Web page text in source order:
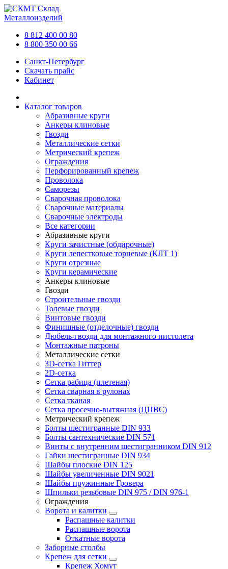
Склад
Металлоизделий
8 812 400 00 80
8 800 350 00 66
Санкт-Петербург
Скачать прайс
Кабинет
Каталог товаров
Абразивные круги
Анкеры клиновые
Гвозди
Металлические сетки
Метрический крепеж
Ограждения
Перфорированный крепеж
Проволока
Саморезы
Сварочная проволока
Сварочные материалы
Сварочные электроды
Все категории
Абразивные круги
Круги зачистные (обдирочные)
Круги лепестковые торцевые (КЛТ 1)
Круги отрезные
Круги керамические
Анкеры клиновые
Гвозди
Строительные гвозди
Толевые гвозди
Винтовые гвозди
Финишные (отделочные) гвозди
Дюбель-гвозди для монтажного пистолета
Монтажные патроны
Металлические сетки
3D-сетка Гиттер
2D-сетка
Сетка рабица (плетеная)
Сетка сварная в рулонах
Сетка тканая
Сетка просечно-вытяжная (ЦПВС)
Метрический крепеж
Болты шестигранные DIN 933
Болты сантехнические DIN 571
Винты с внутренним шестигранником DIN 912
Гайки шестигранные DIN 934
Шайбы плоские DIN 125
Шайбы увеличенные DIN 9021
Шайбы пружинные Гровера
Шпильки резьбовые DIN 975 / DIN 976-1
Ограждения
Ворота и калитки
Распашные калитки
Распашные ворота
Откатные ворота
Заборные столбы
Крепеж для сетки
Крепеж Хомут